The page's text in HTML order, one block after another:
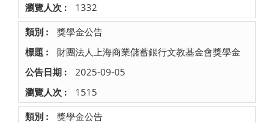
1332
獎學金公告
財團法人上海商業儲蓄銀行文教基金會獎學金
2025-09-05
1515
獎學金公告